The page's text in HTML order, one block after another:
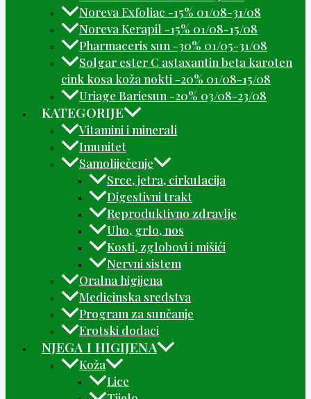
Noreva Exfoliac -15% 01/08-31/08
Noreva Kerapil -15% 01/08-15/08
Pharmaceris sun -30% 01/05-31/08
Solgar ester C astaxantin beta karoten
cink kosa koža nokti -20% 01/08-15/08
Uriage Bariesun -20% 03/08-23/08
KATEGORIJE
Vitamini i minerali
Imunitet
Samoliječenje
Srce, jetra, cirkulacija
Digestivni trakt
Reproduktivno zdravlje
Uho, grlo, nos
Kosti, zglobovi i mišići
Nervni sistem
Oralna higijena
Medicinska sredstva
Program za sunčanje
Erotski dodaci
NJEGA I HIGIJENA
Koža
Lice